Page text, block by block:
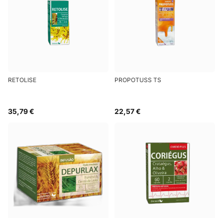
RETOLISE
35,79 €
PROPOTUSS TS
22,57 €